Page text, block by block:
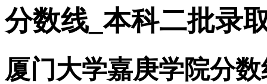
分数线_本科二批录
厦门大学嘉庚学院分